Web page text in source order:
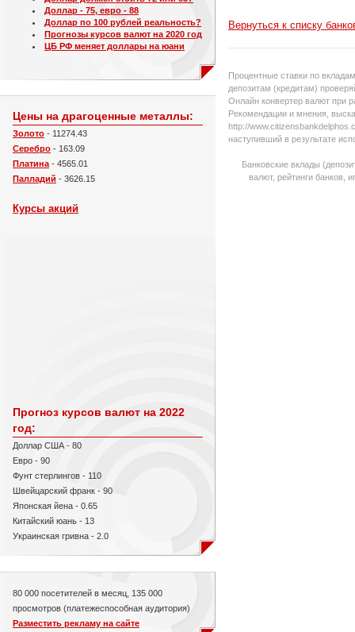
Доллар - 75, евро - 88
Доллар по 100 рублей реальность?
Прогнозы курсов валют на 2020 год
ЦБ РФ меняет доллары на юани
Цены на драгоценные металлы:
Золото - 11274.43
Серебро - 163.09
Платина - 4565.01
Палладий - 3626.15
Курсы акций
Прогноз курсов валют на 2022
год:
Доллар США - 80
Евро - 90
Фунт стерлингов - 110
Швейцарский франк - 90
Японская йена - 0.65
Китайский юань - 13
Украинская гривна - 2.0
80 000 посетителей в месяц, 135 000
просмотров (платежеспособная аудитория)
Разместить рекламу на сайте
Вернуться к списку
Процентные ставки по
депозитам (кредитам)
Онлайн конвертер валют при
Рекомендации и мнения,
http://
наступивший в результате
Банковские вклады
валют, рейтинги банков,